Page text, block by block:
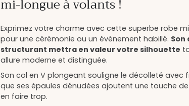
mi-longue à volants !
Exprimez votre charme avec cette superbe robe
pour une cérémonie ou un événement habillé. Son
structurant mettra en valeur votre silhouette
allure moderne et distinguée.
Son col en V plongeant souligne le décolleté avec
que ses épaules dénudées ajoutent une touche
en faire trop.